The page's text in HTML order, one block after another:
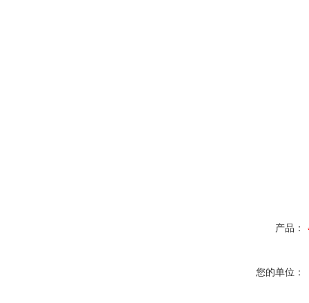
产品：
您的单位：